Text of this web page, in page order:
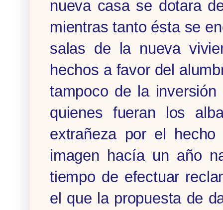
nueva casa se dotara
mientras tanto ésta se
salas de la nueva
hechos a favor del
tampoco de la
quienes fueran los
extrañeza por el
imagen hacía un año
tiempo de efectuar
el que la propuesta de